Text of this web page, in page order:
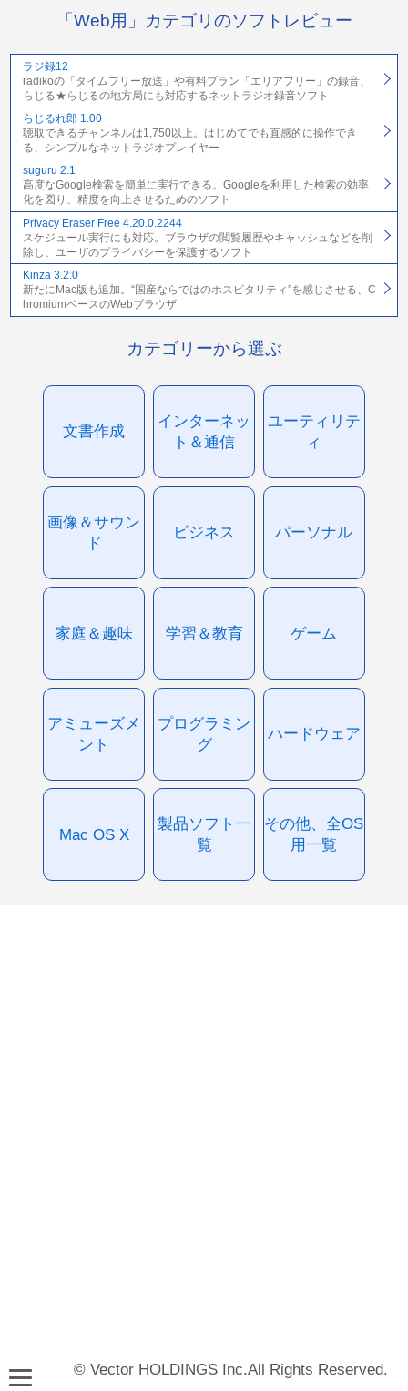
「Web用」カテゴリのソフトレビュー
ラジ録12
radikoの「タイムフリー放送」や有料プラン「エリアフリー」の録音、
らじる★らじるの地方局にも対応するネットラジオ録音ソフト
らじるれ郎 1.00
聴取できるチャンネルは1,750以上。はじめてでも直感的に操作でき
る、シンプルなネットラジオプレイヤー
suguru 2.1
高度なGoogle検索を簡単に実行できる。Googleを利用した検索の効率
化を図り、精度を向上させるためのソフト
Privacy Eraser Free 4.20.0.2244
スケジュール実行にも対応。ブラウザの閲覧履歴やキャッシュなどを削
除し、ユーザのプライバシーを保護するソフト
Kinza 3.2.0
新たにMac版も追加。“国産ならではのホスピタリティ”を感じさせる、C
hromiumベースのWebブラウザ
カテゴリーから選ぶ
文書作成
インターネッ
ト＆通信
ユーティリテ
ィ
画像＆サウン
ド
ビジネス パーソナル
家庭＆趣味 学習＆教育 ゲーム
アミューズメ
ント
プログラミン
グ
ハードウェア
Mac OS X
製品ソフト一
覧
その他、全OS
用一覧
© Vector HOLDINGS Inc.All Rights Reserved.